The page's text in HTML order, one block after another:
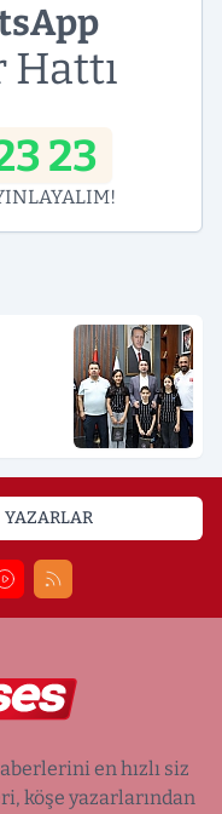
23
YAZARLAR
en hızlı siz
köşe yazarlarından